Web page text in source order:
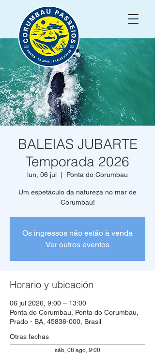
BALEIAS JUBARTE
Temporada 2026
lun, 06 jul Ponta do Corumbau
Um espetáculo da natureza no mar de
Corumbau!
Os ingressos não estão à venda
Ver outros eventos
Horario y ubicación
06 jul 2026, 9:00 – 13:00
Ponta do Corumbau, Ponta do Corumbau,
Prado - BA, 45836-000, Brasil
Otras fechas
sáb, 08 ago, 9:00